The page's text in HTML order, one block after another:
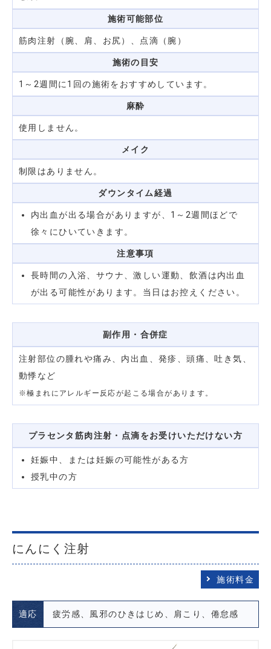
施術可能部位
筋肉注射（腕、肩、お尻）、点滴（腕）
施術の目安
1～2週間に1回の施術をおすすめしています。
麻酔
使用しません。
メイク
制限はありません。
ダウンタイム経過
内出血が出る場合がありますが、1～2週間ほどで
徐々にひいていきます。
注意事項
長時間の入浴、サウナ、激しい運動、飲酒は内出血
が出る可能性があります。当日はお控えください。
副作用・合併症
注射部位の腫れや痛み、内出血、発疹、頭痛、吐き気、
動悸など
※極まれにアレルギー反応が起こる場合があります。
プラセンタ筋肉注射・点滴をお受けいただけない方
妊娠中、または妊娠の可能性がある方
授乳中の方
にんにく注射
施術料金
適応 疲労感、風邪のひきはじめ、肩こり、倦怠感